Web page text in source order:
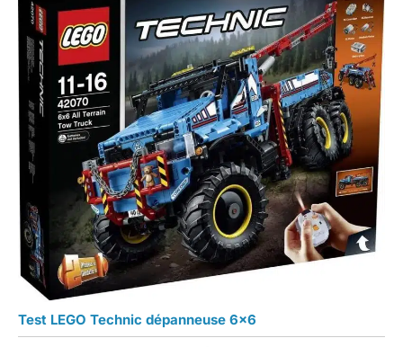
Test LEGO Technic dépanneuse 6×6